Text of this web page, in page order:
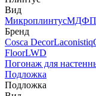
Вид
МикроплинтусМДФ
Бренд
Cosca DecorLaconistiq
FloorLWD
Погонаж для
Подложка
Подложка